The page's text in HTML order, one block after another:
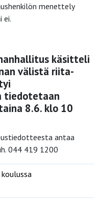
menettely
ei.
käsitteli
välistä riita-
tiedotetaan
8.6. klo 10
antaa
044 419 1200